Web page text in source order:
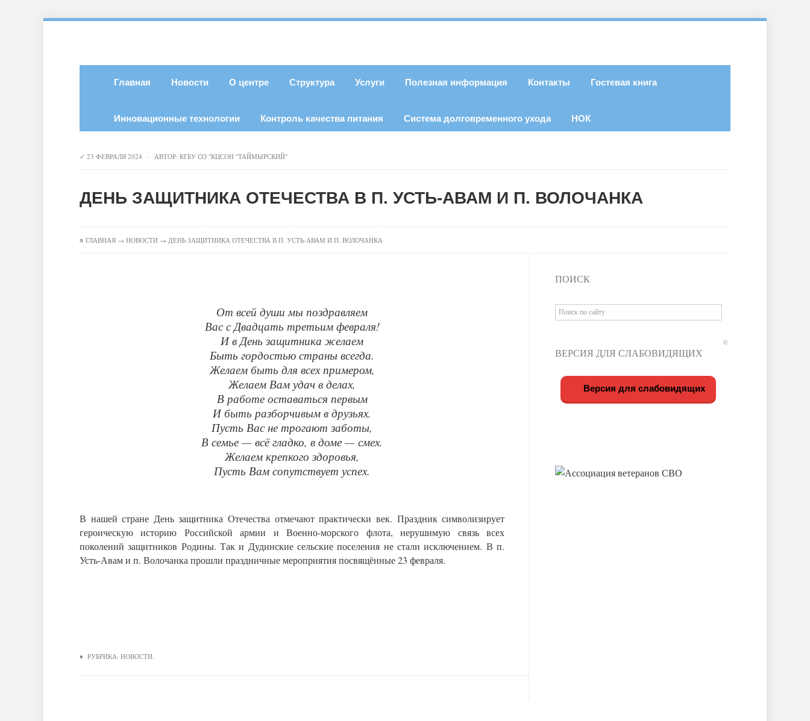
Главная Новости О центре Структура Услуги Полезная информация Контакты Гостевая книга
Инновационные технологии Контроль качества питания Система долговременного ухода НОК
23 ФЕВРАЛЯ 2024 · АВТОР: КГБУ СО "КЦСОН "ТАЙМЫРСКИЙ"
ДЕНЬ ЗАЩИТНИКА ОТЕЧЕСТВА В П. УСТЬ-АВАМ И П. ВОЛОЧАНКА
≡ ГЛАВНАЯ → НОВОСТИ → ДЕНЬ ЗАЩИТНИКА ОТЕЧЕСТВА В П. УСТЬ-АВАМ И П. ВОЛОЧАНКА
От всей души мы поздравляем
Вас с Двадцать третьим февраля!
И в День защитника желаем
Быть гордостью страны всегда.
Желаем быть для всех примером,
Желаем Вам удач в делах,
В работе оставаться первым
И быть разборчивым в друзьях.
Пусть Вас не трогают заботы,
В семье — всё гладко, в доме — смех.
Желаем крепкого здоровья,
Пусть Вам сопутствует успех.
В нашей стране День защитника Отечества отмечают практически век. Праздник символизирует
героическую историю Российской армии и Военно-морского флота, нерушимую связь всех
поколений защитников Родины. Так и Дудинские сельские поселения не стали исключением. В п.
Усть-Авам и п. Волочанка прошли праздничные мероприятия посвящённые 23 февраля.
♦ РУБРИКА: НОВОСТИ.
ПОИСК
ВЕРСИЯ ДЛЯ СЛАБОВИДЯЩИХ
Версия для слабовидящих
©